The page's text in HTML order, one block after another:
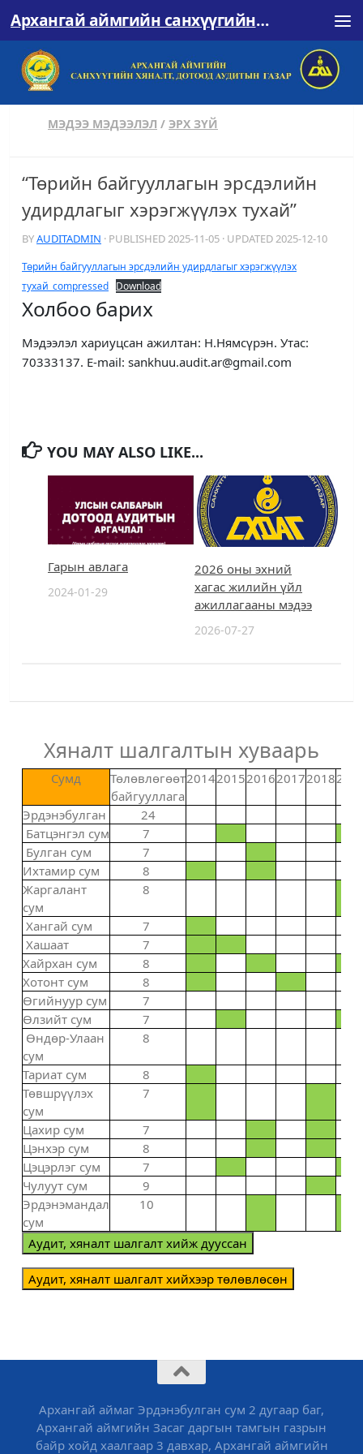
Skip to content Архангай аймгийн санхүүгийн хяналт, дотоод аудитын газар
МЭДЭЭ МЭДЭЭЛЭЛ / ЭРХ ЗҮЙ
“Төрийн байгууллагын эрсдэлийн
удирдлагыг хэрэгжүүлэх тухай”
BYAUDITADMIN · PUBLISHED2025-11-05 · UPDATED2025-12-10
Төрийн байгууллагын эрсдэлийн удирдлагыг хэрэгжүүлэх
тухай_compressed Download
Холбоо барих
Мэдээлэл хариуцсан ажилтан: Н.Нямсүрэн. Утас:
70333137. E-mail: sankhuu.audit.ar@gmail.com
YOU MAY ALSO LIKE...
Гарын авлага
2024-01-29
2026 оны эхний
хагас жилийн үйл
ажиллагааны мэдээ
2026-07-27
Хяналт шалгалтын хуваарь
Сумд
Төлөвлөгөөт
байгууллага
20142015201620172018
Эрдэнэбулган
24
Батцэнгэл сум
7
Булган сум
7
Ихтамир сум
8
Жаргалант
сум
8
Хангай сум
7
Хашаат
7
Хайрхан сум
8
Хотонт сум
8
Өгийнуур сум
7
Өлзийт сум
7
Өндөр-Улаан
сум
8
Тариат сум
8
Төвшрүүлэх
сум
7
Цахир сум
7
Цэнхэр сум
8
Цэцэрлэг сум
7
Чулуут сум
9
Эрдэнэмандал
сум
10
Аудит, хяналт шалгалт хийж дууссан
Аудит, хяналт шалгалт хийхээр төлөвлөсөн
Архангай аймаг Эрдэнэбулган сум 2 дугаар баг,
Архангай аймгийн Засаг даргын тамгын газрын
байр хойд хаалгаар 3 давхар, Архангай аймгийн